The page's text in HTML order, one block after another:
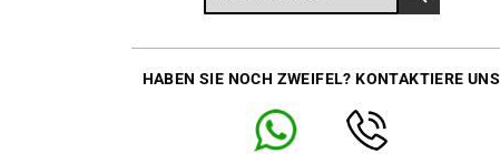
HABEN SIE NOCH ZWEIFEL? KONTAKTIERE UNS